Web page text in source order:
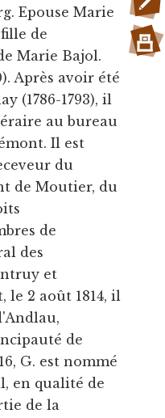
Epouse Marie
de
Marie Bajol.
Après avoir été
(1786-1793), il
au bureau
Il est
du
de Moutier, du
de
des
et
2 août 1814, il
de
G. est nommé
en qualité de
de la